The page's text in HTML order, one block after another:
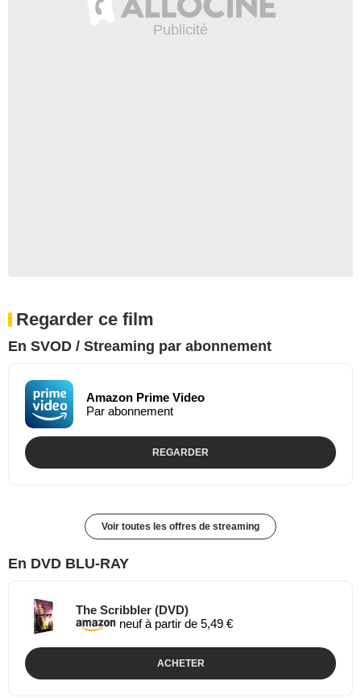
Regarder ce film
En SVOD / Streaming par abonnement
Amazon Prime Video
Par abonnement
REGARDER
Voir toutes les offres de streaming
En DVD BLU-RAY
The Scribbler (DVD)
neuf à partir de 5,49 €
ACHETER